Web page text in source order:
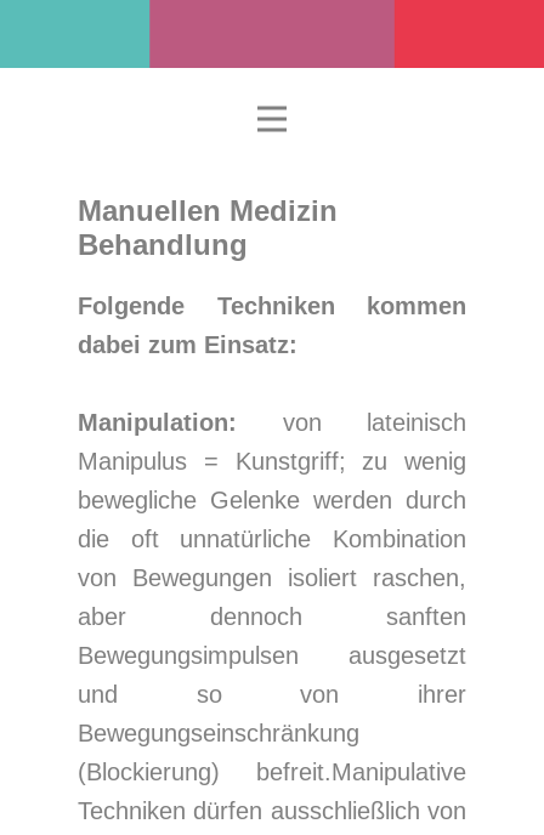
Manuellen Medizin
Behandlung
Folgende Techniken kommen
dabei zum Einsatz:
Manipulation: von lateinisch
Manipulus = Kunstgriff; zu wenig
bewegliche Gelenke werden durch
die oft unnatürliche Kombination
von Bewegungen isoliert raschen,
aber dennoch sanften
Bewegungsimpulsen ausgesetzt
und so von ihrer
Bewegungseinschränkung
(Blockierung) befreit.Manipulative
Techniken dürfen ausschließlich von